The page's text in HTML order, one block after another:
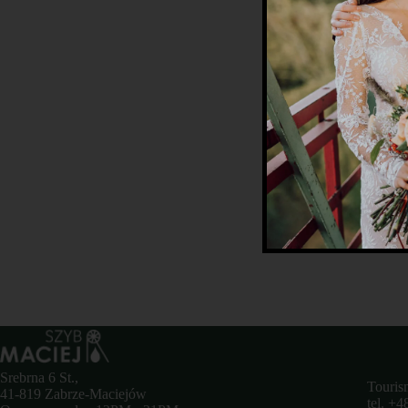
Srebrna 6 St.,
41-819 Zabrze-Maciejów
tel.